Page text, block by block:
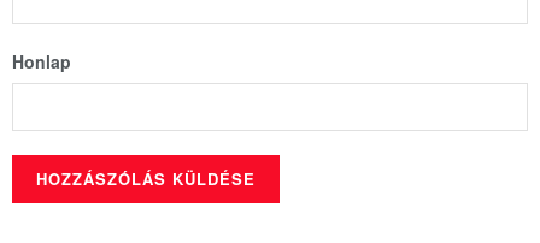
Honlap